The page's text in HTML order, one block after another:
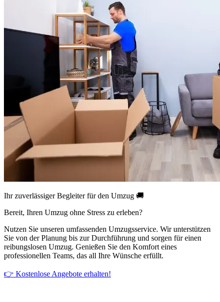
Ihr zuverlässiger Begleiter für den Umzug 🚚
Bereit, Ihren Umzug ohne Stress zu erleben?
Nutzen Sie unseren umfassenden Umzugsservice. Wir unterstützen
Sie von der Planung bis zur Durchführung und sorgen für einen
reibungslosen Umzug. Genießen Sie den Komfort eines
professionellen Teams, das all Ihre Wünsche erfüllt.
👉 Kostenlose Angebote erhalten!